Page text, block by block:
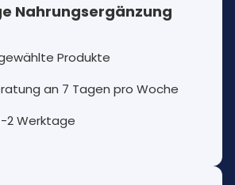
Nahrungsergänzung
Produkte
an 7 Tagen pro Woche
2 Werktage